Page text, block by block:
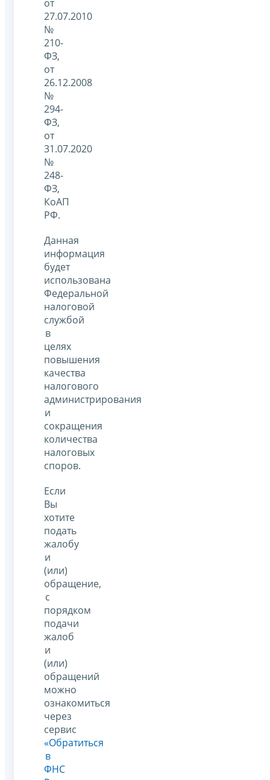
от
27.07.2010
№
210-
ФЗ,
от
26.12.2008
№
294-
ФЗ,
от
31.07.2020
№
248-
ФЗ,
КоАП
РФ.
Данная
информация
будет
использована
Федеральной
налоговой
службой
в
целях
повышения
качества
налогового
администрирования
и
сокращения
количества
налоговых
споров.
Если
Вы
хотите
подать
жалобу
и
(или)
обращение,
с
порядком
подачи
жалоб
и
(или)
обращений
можно
ознакомиться
через
сервис
«Обратиться
в
ФНС